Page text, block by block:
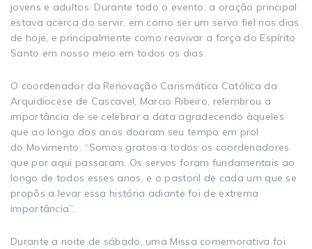
jovens e adultos. Durante todo o evento, a oração principal
estava acerca do servir, em como ser um servo fiel nos dias
de hoje, e principalmente como reavivar a força do Espírito
Santo em nosso meio em todos os dias.
O coordenador da Renovação Carismática Católica da
Arquidiocese de Cascavel, Marcio Ribeiro, relembrou a
importância de se celebrar a data agradecendo àqueles
que ao longo dos anos doaram seu tempo em prol
do Movimento. “Somos gratos a todos os coordenadores
que por aqui passaram. Os servos foram fundamentais ao
longo de todos esses anos, e o pastoril de cada um que se
propôs a levar essa história adiante foi de extrema
importância”.
Durante a noite de sábado, uma Missa comemorativa foi